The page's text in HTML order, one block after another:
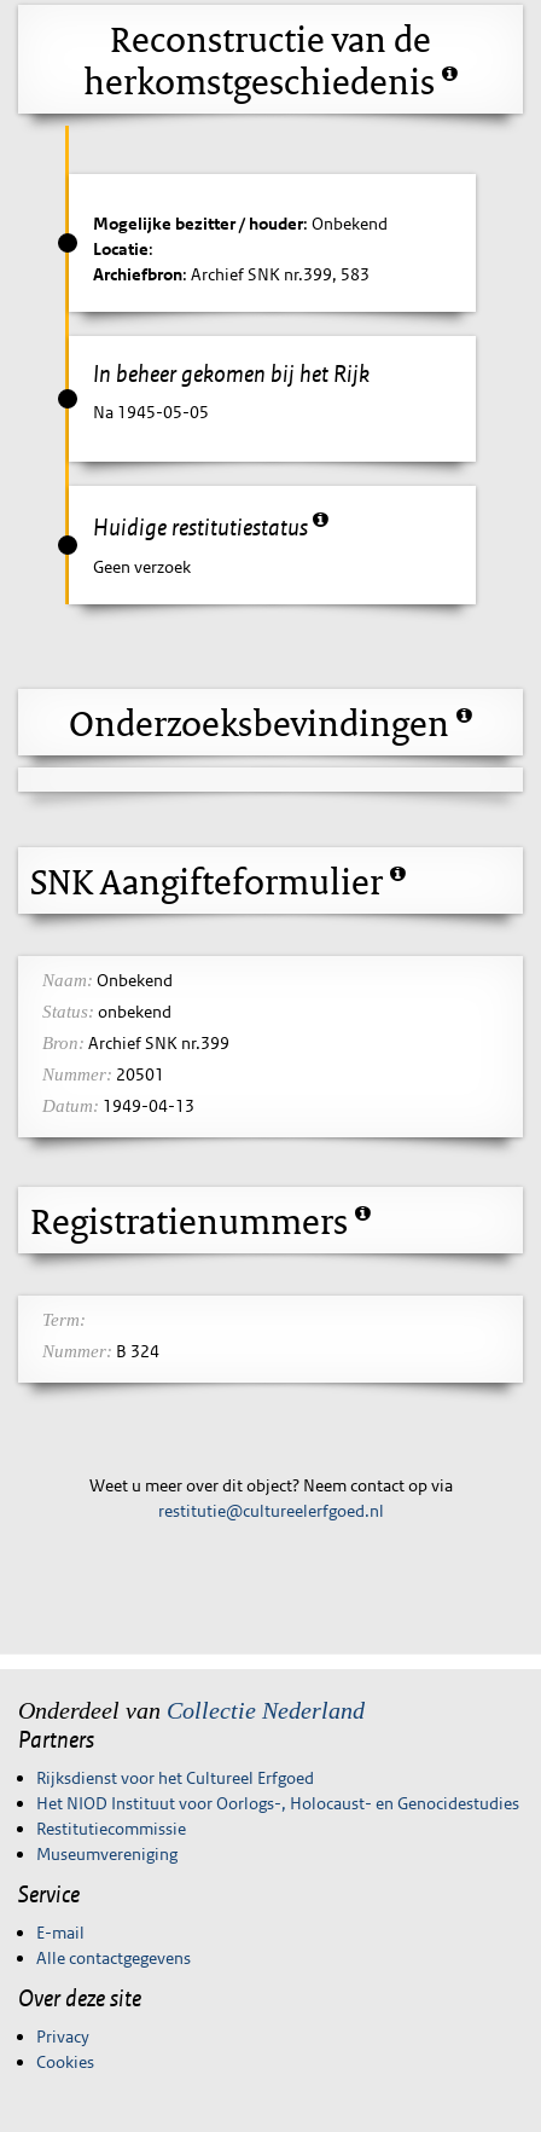
Reconstructie van de
herkomstgeschiedenis
Mogelijke bezitter / houder: Onbekend
Locatie:
Archiefbron: Archief SNK nr.399, 583
In beheer gekomen bij het Rijk
Na 1945-05-05
Huidige restitutiestatus
Geen verzoek
Onderzoeksbevindingen
SNK Aangifteformulier
Naam: Onbekend
Status: onbekend
Bron: Archief SNK nr.399
Nummer: 20501
Datum: 1949-04-13
Registratienummers
Term:
Nummer: B 324
Weet u meer over dit object? Neem contact op via
restitutie@cultureelerfgoed.nl
Onderdeel van Collectie Nederland
Partners
Rijksdienst voor het Cultureel Erfgoed
Het NIOD Instituut voor Oorlogs-, Holocaust- en Genocidestudies
Restitutiecommissie
Museumvereniging
Service
E-mail
Alle contactgegevens
Over deze site
Privacy
Cookies